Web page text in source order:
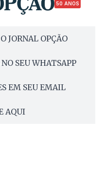
50 ANOS
JORNAL OPÇÃO
SEU WHATSAPP
EM SEU EMAIL
AQUI